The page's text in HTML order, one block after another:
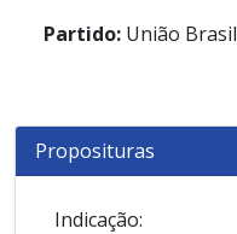
Partido: União Brasil
Proposituras
Indicação: